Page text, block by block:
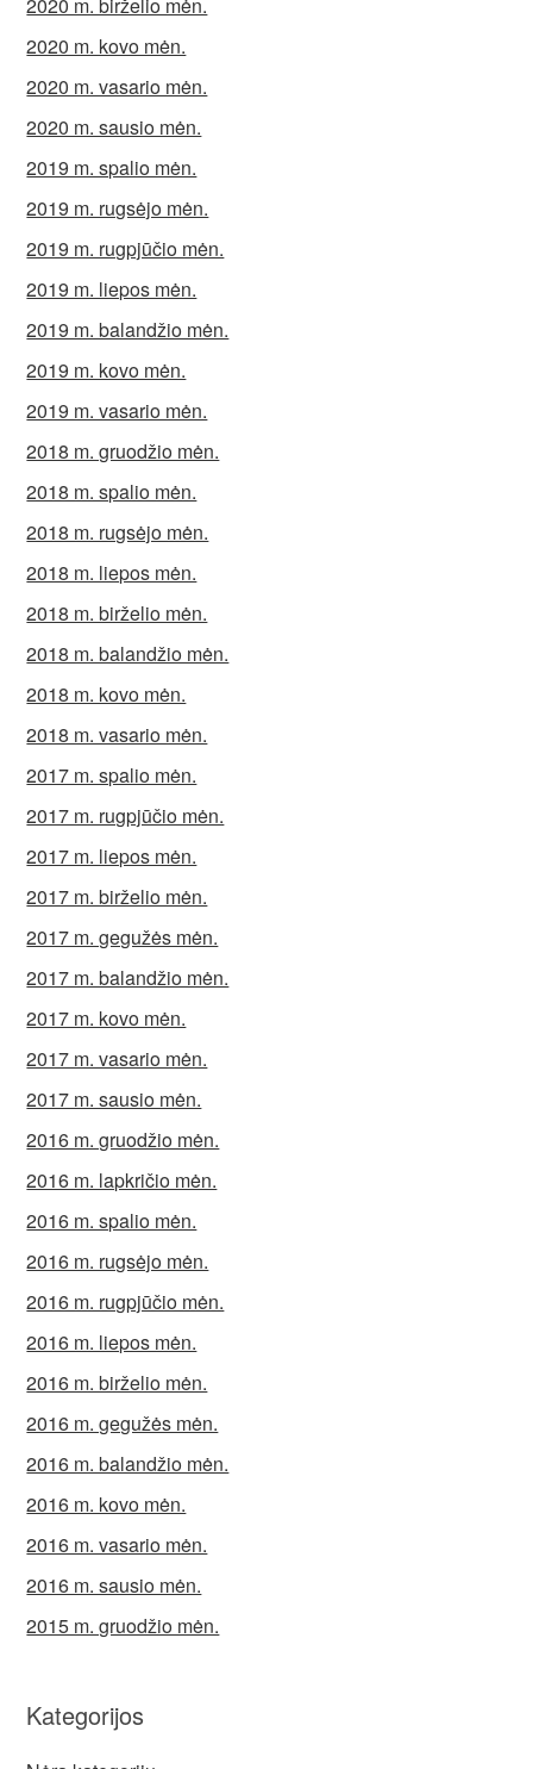
2020 m. kovo mėn.
2020 m. vasario mėn.
2020 m. sausio mėn.
2019 m. spalio mėn.
2019 m. rugsėjo mėn.
2019 m. rugpjūčio mėn.
2019 m. liepos mėn.
2019 m. balandžio mėn.
2019 m. kovo mėn.
2019 m. vasario mėn.
2018 m. gruodžio mėn.
2018 m. spalio mėn.
2018 m. rugsėjo mėn.
2018 m. liepos mėn.
2018 m. birželio mėn.
2018 m. balandžio mėn.
2018 m. kovo mėn.
2018 m. vasario mėn.
2017 m. spalio mėn.
2017 m. rugpjūčio mėn.
2017 m. liepos mėn.
2017 m. birželio mėn.
2017 m. gegužės mėn.
2017 m. balandžio mėn.
2017 m. kovo mėn.
2017 m. vasario mėn.
2017 m. sausio mėn.
2016 m. gruodžio mėn.
2016 m. lapkričio mėn.
2016 m. spalio mėn.
2016 m. rugsėjo mėn.
2016 m. rugpjūčio mėn.
2016 m. liepos mėn.
2016 m. birželio mėn.
2016 m. gegužės mėn.
2016 m. balandžio mėn.
2016 m. kovo mėn.
2016 m. vasario mėn.
2016 m. sausio mėn.
2015 m. gruodžio mėn.
Kategorijos